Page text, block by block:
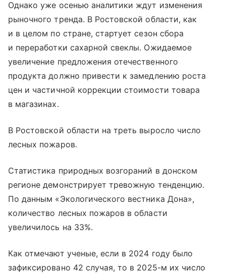
Однако уже осенью аналитики ждут изменения
рыночного тренда. В Ростовской области, как
и в целом по стране, стартует сезон сбора
и переработки сахарной свеклы. Ожидаемое
увеличение предложения отечественного
продукта должно привести к замедлению роста
цен и частичной коррекции стоимости товара
в магазинах.
В Ростовской области на треть выросло число
лесных пожаров.
Статистика природных возгораний в донском
регионе демонстрирует тревожную тенденцию.
По данным «Экологического вестника Дона»,
количество лесных пожаров в области
увеличилось на 33%.
Как отмечают ученые, если в 2024 году было
зафиксировано 42 случая, то в 2025-м их число